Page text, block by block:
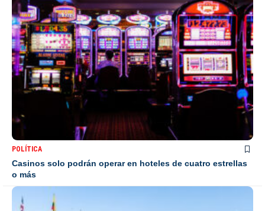
POLÍTICA
Casinos solo podrán operar en hoteles de cuatro estrellas
o más